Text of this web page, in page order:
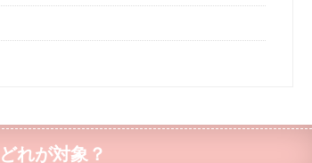
れが対象？